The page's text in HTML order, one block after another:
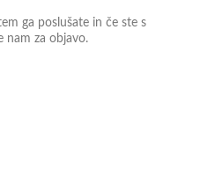
ga poslušate in če ste s
nam za objavo.